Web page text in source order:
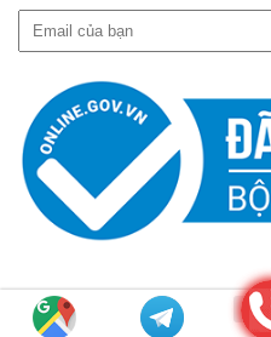
Copyright © 2020 MỰC IN
Gọi